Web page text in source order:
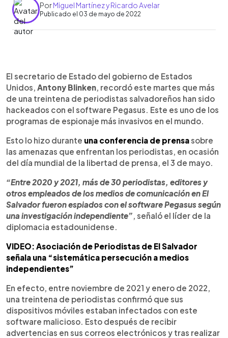
PorMiguel Martínez y Ricardo Avelar
Publicado el 03 de mayo de 2022
Escuchar artículo
El secretario de Estado del gobierno de Estados
Unidos, Antony Blinken , recordó este martes que más
de una treintena de periodistas salvadoreños han sido
hackeados con el software Pegasus. Este es uno de los
programas de espionaje más invasivos en el mundo.
Esto lo hizo durante una conferencia de prensasobre
las amenazas que enfrentan los periodistas, en ocasión
del día mundial de la libertad de prensa, el 3 de mayo.
“Entre 2020 y 2021, más de 30 periodistas, editores y
otros empleados de los medios de comunicación en El
Salvador fueron espiados con el software Pegasus según
una investigación independiente” , señaló el líder de la
diplomacia estadounidense.
VIDEO: Asociación de Periodistas de El Salvador
señala una “sistemática persecución a medios
independientes”
En efecto, entre noviembre de 2021 y enero de 2022,
una treintena de periodistas confirmó que sus
dispositivos móviles estaban infectados con este
software malicioso. Esto después de recibir
advertencias en sus correos electrónicos y tras realizar